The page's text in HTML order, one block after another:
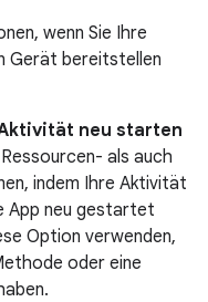
wenn Sie Ihre
Gerät bereitstellen
neu starten
als auch
indem Ihre Aktivität
App neu gestartet
Option verwenden,
oder eine